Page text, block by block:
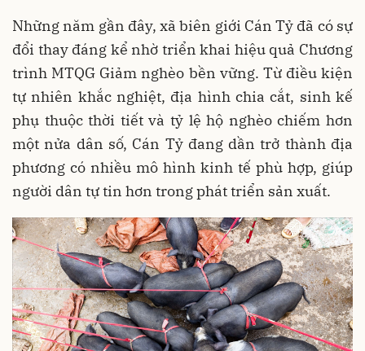
Những năm gần đây, xã biên giới Cán Tỷ đã có sự
đổi thay đáng kể nhờ triển khai hiệu quả Chương
trình MTQG Giảm nghèo bền vững. Từ điều kiện
tự nhiên khắc nghiệt, địa hình chia cắt, sinh kế
phụ thuộc thời tiết và tỷ lệ hộ nghèo chiếm hơn
một nửa dân số, Cán Tỷ đang dần trở thành địa
phương có nhiều mô hình kinh tế phù hợp, giúp
người dân tự tin hơn trong phát triển sản xuất.